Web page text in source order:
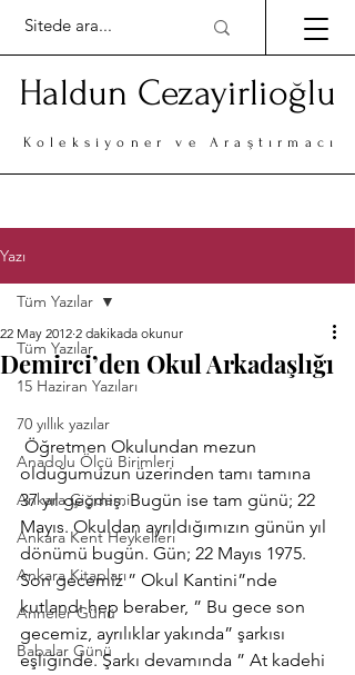
Haldun Cezayirlioğlu
Koleksiyoner ve Araştırmacı
Yazı
Tüm Yazılar
15 Haziran Yazıları
70 yıllık yazılar
Anadolu Ölçü Birimleri
Ankara Çiğdemi
Ankara Kent Heykelleri
Ankara Kitapları
Anneler Günü
Babalar Günü
Tüm Yazılar
Demirci’den Okul Arkadaşlığı
22 May 2012 2 dakikada okunur
olduğumuzun üzerinden tamı tamına
37 yıl geçmiş. Bugün ise tam günü; 22
Mayıs. Okuldan ayrıldığımızın günün yıl
dönümü bugün. Gün; 22 Mayıs 1975.
Son gecemiz ” Okul Kantini”nde
kutlandı hep beraber, ” Bu gece son
gecemiz, ayrılıklar yakında” şarkısı
eşliğinde. Şarkı devamında ” At kadehi